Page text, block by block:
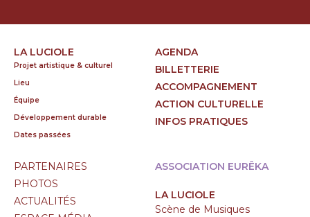
LA LUCIOLE
Projet artistique & culturel
Lieu
Équipe
Développement durable
Dates passées
AGENDA
BILLETTERIE
ACCOMPAGNEMENT
ACTION CULTURELLE
INFOS PRATIQUES
PARTENAIRES
PHOTOS
ACTUALITÉS
ASSOCIATION EURÊKA
LA LUCIOLE
Scène de Musiques